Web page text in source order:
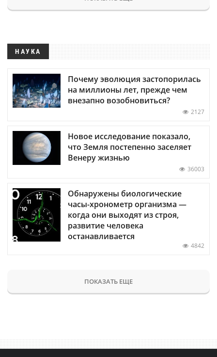
НАУКА
Почему эволюция застопорилась
на миллионы лет, прежде чем
внезапно возобновиться?
2127
Новое исследование показало,
что Земля постепенно заселяет
Венеру жизнью
36003
Обнаружены биологические
часы-хронометр организма —
когда они выходят из строя,
развитие человека
останавливается
4842
ПОКАЗАТЬ ЕЩЕ